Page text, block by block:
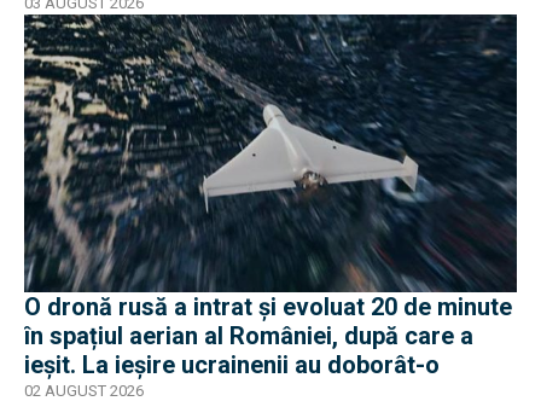
O dronă rusă a intrat și evoluat 20 de minute
în spațiul aerian al României, după care a
ieșit. La ieșire ucrainenii au doborât-o
02 AUGUST 2026